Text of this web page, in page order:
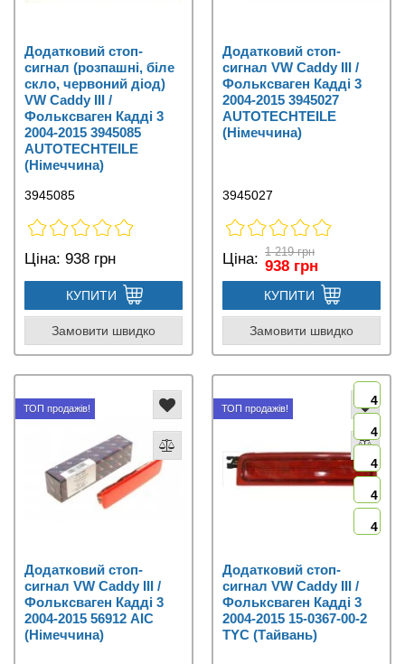
Додатковий стоп-
сигнал (розпашні, біле
скло, червоний діод)
VW Caddy III /
Фольксваген Кадді 3
2004-2015 3945085
AUTOTECHTEILE
(Німеччина)
3945085
Ціна: 938 грн
КУПИТИ
Замовити швидко
Додатковий стоп-
сигнал VW Caddy III /
Фольксваген Кадді 3
2004-2015 3945027
AUTOTECHTEILE
(Німеччина)
3945027
Ціна: 1 219 грн
938 грн
КУПИТИ
Замовити швидко
ТОП продажів!
Додатковий стоп-
сигнал VW Caddy III /
Фольксваген Кадді 3
2004-2015 56912 AIC
(Німеччина)
ТОП продажів!
4
4
4
4
4
Додатковий стоп-
сигнал VW Caddy III /
Фольксваген Кадді 3
2004-2015 15-0367-00-2
TYC (Тайвань)